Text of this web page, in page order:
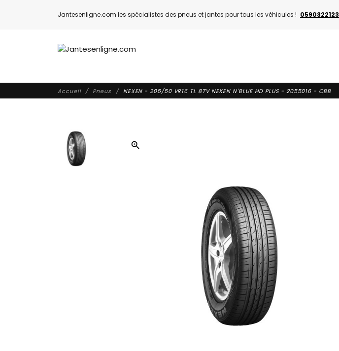
Jantesenligne.com les spécialistes des pneus et jantes pour tous les véhicules ! 0590322123
Accueil Pneus NEXEN - 205/50 VR16 TL 87V NEXEN N'BLUE HD PLUS - 2055016 - CBB
zoom_in